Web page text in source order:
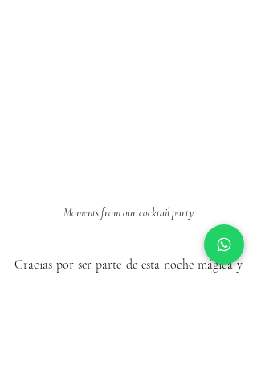
Moments from our cocktail party
Gracias por ser parte de esta noche mágica y